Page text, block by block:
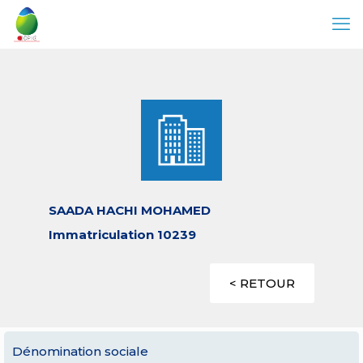
SAADA HACHI MOHAMED
Immatriculation 10239
< RETOUR
Dénomination sociale